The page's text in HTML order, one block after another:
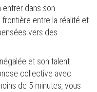
entrer dans son
frontière entre la réalité et
vers des
et son talent
collective avec
de 5 minutes, vous